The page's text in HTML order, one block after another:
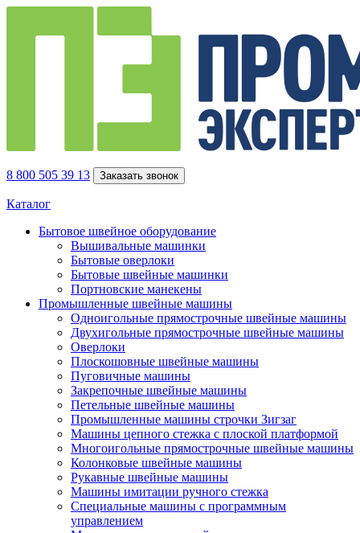
8 800 505 39 13 Заказать звонок
Каталог
Бытовое швейное оборудование
Вышивальные машинки
Бытовые оверлоки
Бытовые швейные машинки
Портновские манекены
Промышленные швейные машины
Одноигольные прямострочные швейные машины
Двухигольные прямострочные швейные машины
Оверлоки
Плоскошовные швейные машины
Пуговичные машины
Закрепочные швейные машины
Петельные швейные машины
Промышленные машины строчки Зигзаг
Машины цепного стежка с плоской платформой
Многоигольные прямострочные швейные машины
Колонковые швейные машины
Рукавные швейные машины
Машины имитации ручного стежка
Специальные машины с программным
управлением